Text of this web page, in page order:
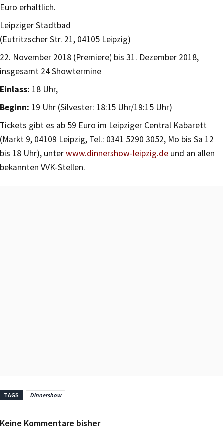
Euro erhältlich.
Leipziger Stadtbad
(Eutritzscher Str. 21, 04105 Leipzig)
22. November 2018 (Premiere) bis 31. Dezember 2018,
insgesamt 24 Showtermine
Einlass: 18 Uhr,
Beginn: 19 Uhr (Silvester: 18:15 Uhr/19:15 Uhr)
Tickets gibt es ab 59 Euro im Leipziger Central Kabarett
(Markt 9, 04109 Leipzig, Tel.: 0341 5290 3052, Mo bis Sa 12
bis 18 Uhr), unterwww.dinnershow-leipzig.de und an allen
bekannten VVK-Stellen.
TAGS Dinnershow
Keine Kommentare bisher